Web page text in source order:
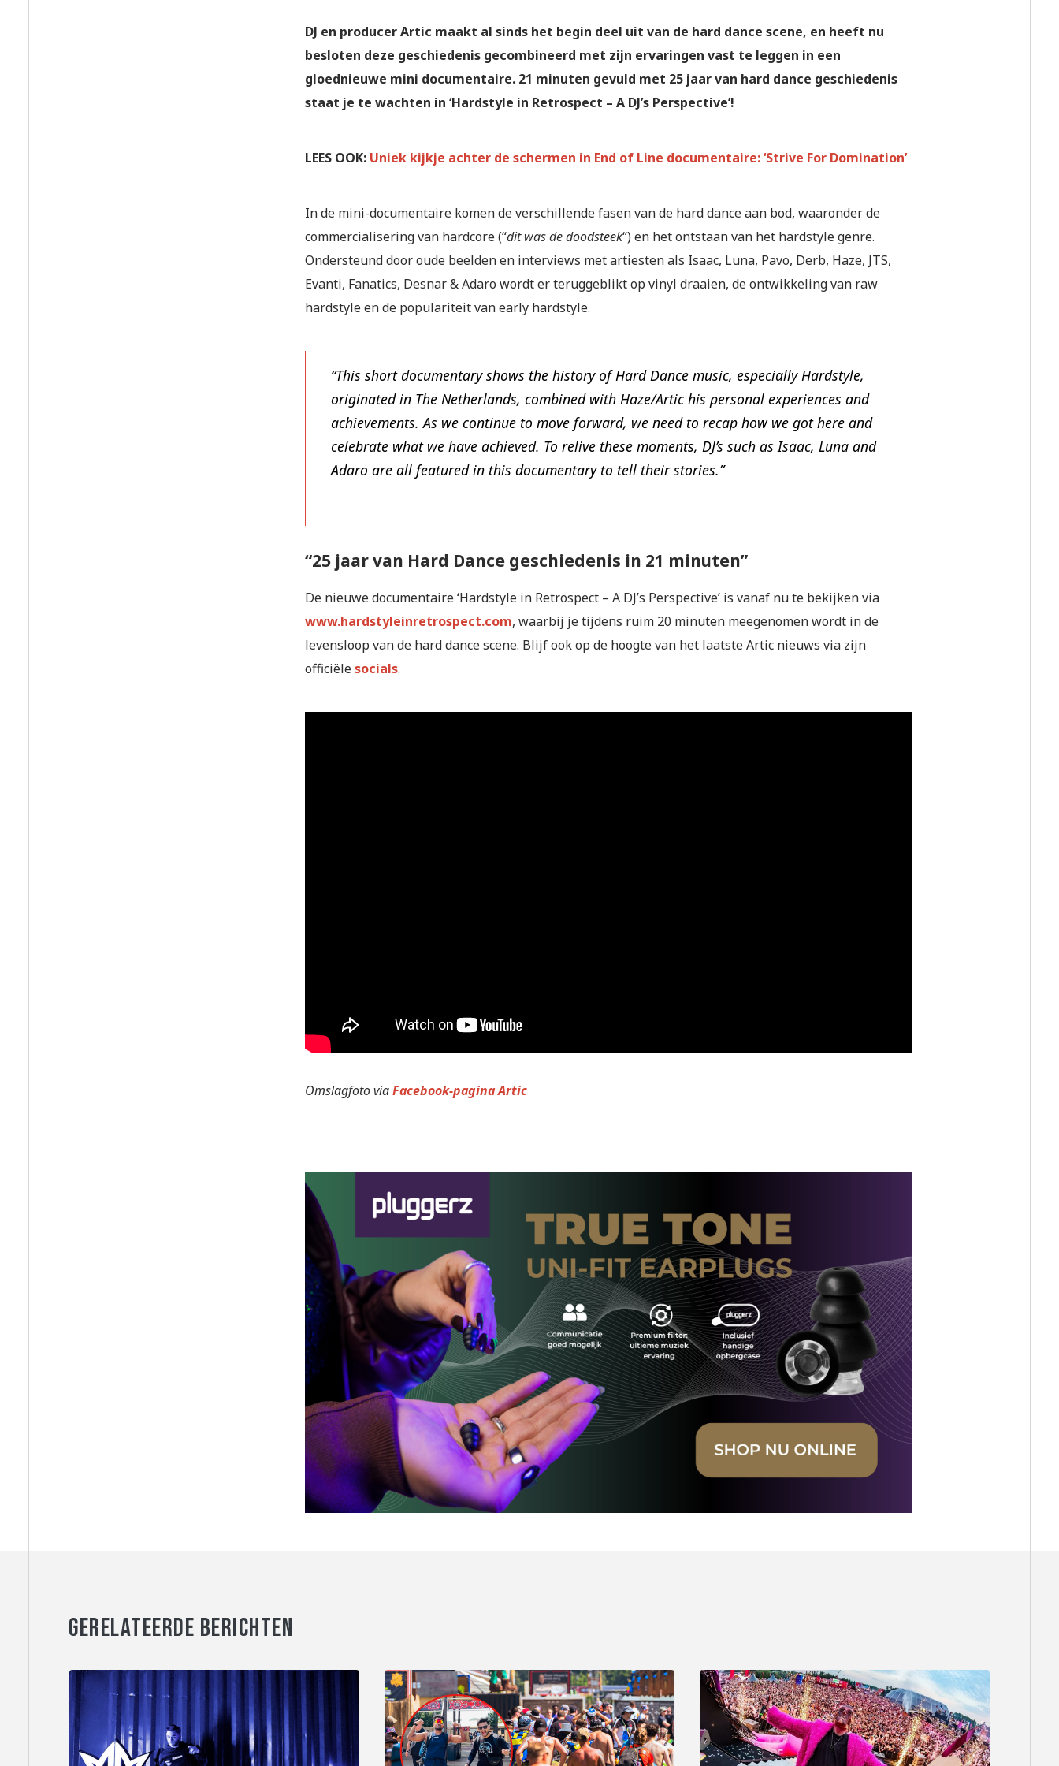
DJ en producer Artic maakt al sinds het begin deel uit van de hard dance scene, en heeft nu
besloten deze geschiedenis gecombineerd met zijn ervaringen vast te leggen in een
gloednieuwe mini documentaire. 21 minuten gevuld met 25 jaar van hard dance geschiedenis
staat je te wachten in ‘Hardstyle in Retrospect – A DJ’s Perspective’!
LEES OOK: Uniek kijkje achter de schermen in End of Line documentaire: ‘Strive For Domination’
In de mini-documentaire komen de verschillende fasen van de hard dance aan bod, waaronder de
commercialisering van hardcore (“dit was de doodsteek“) en het ontstaan van het hardstyle genre.
Ondersteund door oude beelden en interviews met artiesten als Isaac, Luna, Pavo, Derb, Haze, JTS,
Evanti, Fanatics, Desnar & Adaro wordt er teruggeblikt op vinyl draaien, de ontwikkeling van raw
hardstyle en de populariteit van early hardstyle.
“This short documentary shows the history of Hard Dance music, especially Hardstyle,
originated in The Netherlands, combined with Haze/Artic his personal experiences and
achievements. As we continue to move forward, we need to recap how we got here and
celebrate what we have achieved. To relive these moments, DJ’s such as Isaac, Luna and
Adaro are all featured in this documentary to tell their stories.”
“25 jaar van Hard Dance geschiedenis in 21 minuten”
De nieuwe documentaire ‘Hardstyle in Retrospect – A DJ’s Perspective’ is vanaf nu te bekijken via
www.hardstyleinretrospect.com, waarbij je tijdens ruim 20 minuten meegenomen wordt in de
levensloop van de hard dance scene. Blijf ook op de hoogte van het laatste Artic nieuws via zijn
officiëlesocials.
Omslagfoto viaFacebook-pagina Artic
GERELATEERDE BERICHTEN